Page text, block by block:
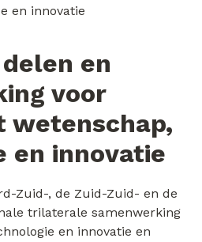
delen en
voor
wetenschap,
en innovatie
Zuid-, de Zuid-Zuid- en de
trilaterale samenwerking
en innovatie en